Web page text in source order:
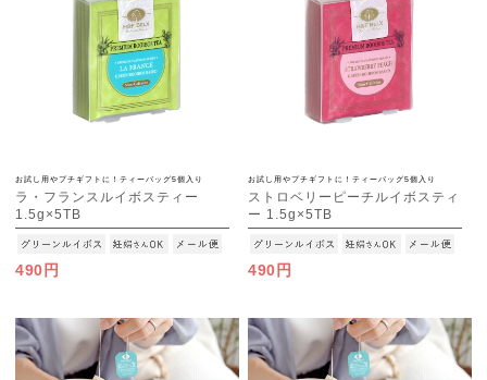
お試し用やプチギフトに！ティーバッグ5個入り
ラ・フランスルイボスティー
1.5g×5TB
[M便 1/15]
490円
お試し用やプチギフトに！ティーバッグ5個入り
ストロベリーピーチルイボスティ
ー 1.5g×5TB
[M便 1/15]
490円